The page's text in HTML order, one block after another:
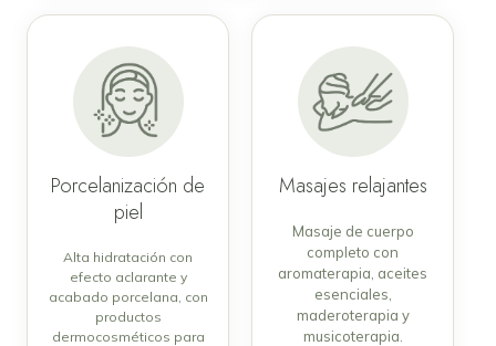
Porcelanización de
piel
Alta hidratación con
efecto aclarante y
acabado porcelana, con
productos
dermocosméticos para
Masajes relajantes
Masaje de cuerpo
completo con
aromaterapia, aceites
esenciales,
maderoterapia y
musicoterapia.